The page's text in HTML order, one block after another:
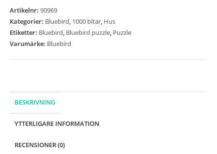
Country
Home
-
1000
Artikelnr: 90969
Kategorier: Bluebird, 1000 bitar, Hus
Etiketter: Bluebird, Bluebird puzzle, Puzzle
Varumärke: Bluebird
BESKRIVNING
YTTERLIGARE INFORMATION
RECENSIONER (0)